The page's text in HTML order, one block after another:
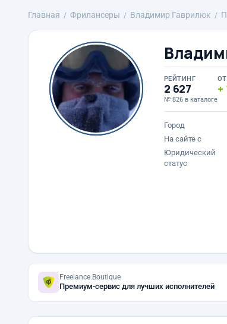
Главная Фрилансеры Владимир Гаврилюк
РЕЙТИНГ
2 627
№ 826 в каталоге
Город
На сайте с
Юридический
статус
Freelance.Boutique
Премиум-сервис для лучших исполнителей